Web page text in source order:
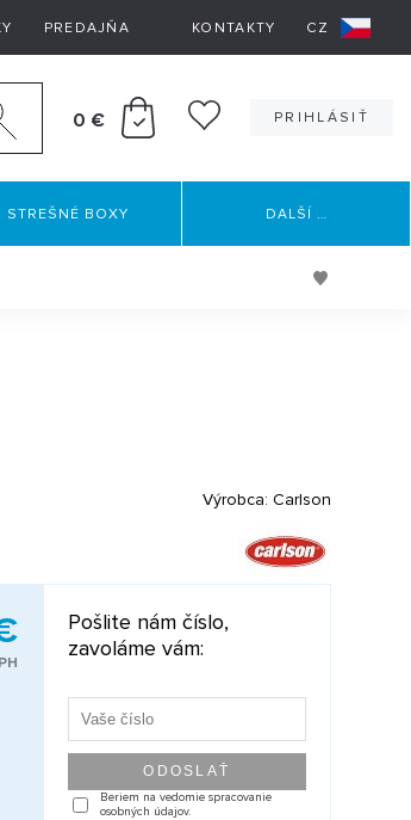
PREDAJŇA KONTAKTY CZ
0 € PRIHLÁSIŤ
STREŠNÉ BOXY DALŠÍ …
Výrobca: Carlson
Pošlite nám číslo,
zavoláme vám:
Beriem na vedomie spracovanie
osobných údajov.